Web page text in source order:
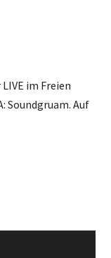
im Freien
Soundgruam. Auf